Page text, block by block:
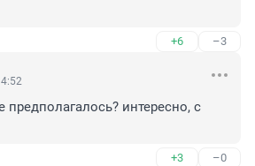
+6 –3
предполагалось? интересно, с
+3 –0